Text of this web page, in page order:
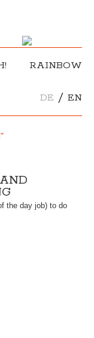
RAINBOW
DE / EN
the day job) to do